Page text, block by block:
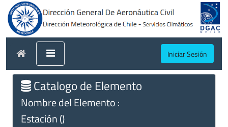
Iniciar Sesión
Catalogo de Elemento
Nombre del Elemento :
Estación ()